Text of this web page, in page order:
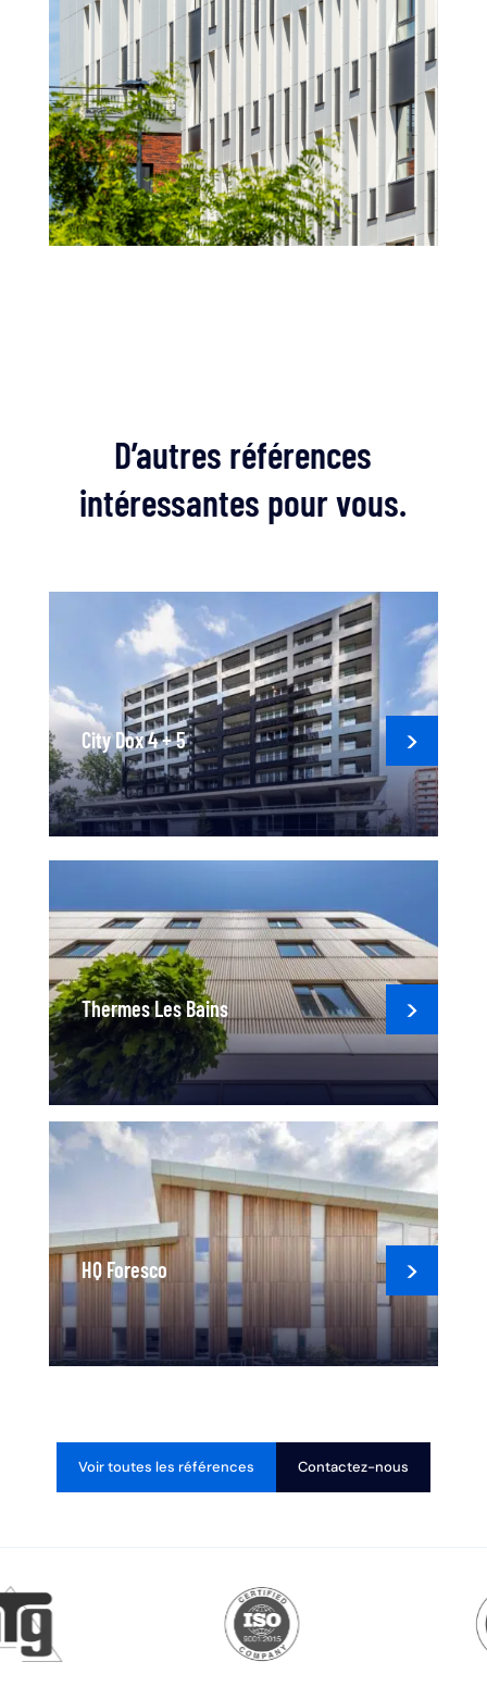
D’autres références
intéressantes pour vous.
City Dox 4 + 5
Thermes Les Bains
HQ Foresco
Voir toutes les références Contactez-nous